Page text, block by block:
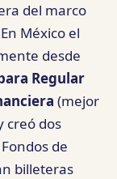
del marco
México el
desde
Regular
(mejor
creó dos
de
billeteras